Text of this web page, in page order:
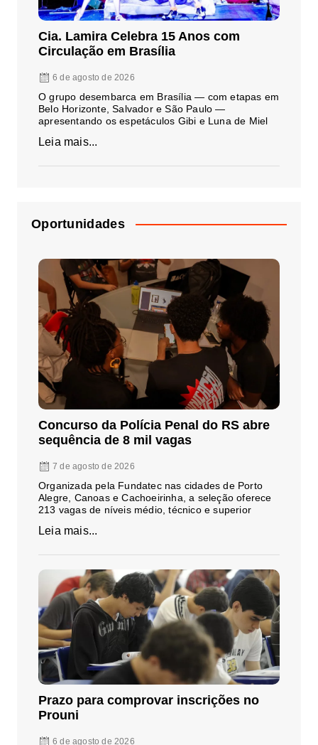
Cia. Lamira Celebra 15 Anos com
Circulação em Brasília
6 de agosto de 2026
O grupo desembarca em Brasília — com etapas em
Belo Horizonte, Salvador e São Paulo —
apresentando os espetáculos Gibi e Luna de Miel
Leia mais...
Oportunidades
Concurso da Polícia Penal do RS abre
sequência de 8 mil vagas
7 de agosto de 2026
Organizada pela Fundatec nas cidades de Porto
Alegre, Canoas e Cachoeirinha, a seleção oferece
213 vagas de níveis médio, técnico e superior
Leia mais...
Prazo para comprovar inscrições no
Prouni
6 de agosto de 2026